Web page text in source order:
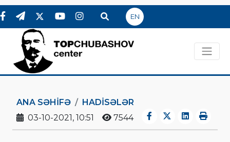
EN
ANA SƏHIFƏ
HADİSƏLƏR
03-10-2021, 10:51
7544